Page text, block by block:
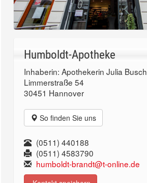
Humboldt-Apotheke
Inhaberin: Apothekerin Julia Busch
Limmerstraße 54
30451 Hannover
So finden Sie uns
(0511) 440188
(0511) 4583790
humboldt-brandt@t-online.de